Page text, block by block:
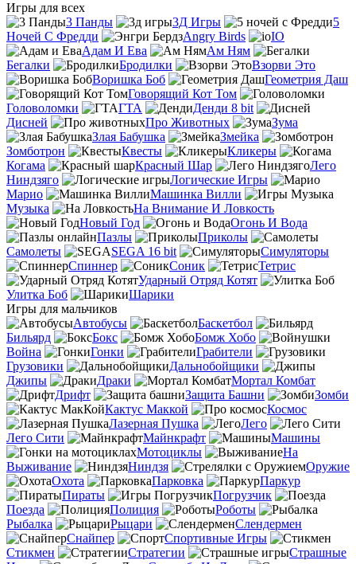
Игры для всех
3 Панды
3Д Игры
5
Ночей С Фредди
Angry Birds
IO
Адам И Ева
Ам Ням
Бегалки
Бродилки
Взорви Это
Воришка Боб
Геометрия Даш
Говорящий Кот Том
Головоломки
ГТА
Денди 8 bit
Дисней
Про Животных
Зума
Злая Бабушка
Змейка
Зомботрон
Квесты
Кликеры
Когама
Красный Шар
Лего
Ниндзяго
Логические Игры
Марио
Машинка Вилли
Музыка
На Внимание И Ловкость
Новый Год
Огонь И Вода
Пазлы
Приколы
Самолеты
SEGA 16 bit
Симуляторы
Спиннер
Соник
Тетрис
Ударный Отряд Котят
Улитка Боб
Шарики
Игры для мальчиков
Автобусы
Баскетбол
Бильярд
Бокс
Бомж Хобо
Война
Гонки
Грабители
Грузовики
Дальнобойщики
Джипы
Драки
Мортал Комбат
Дрифт
Защита Башни
Зомби
Кактус Маккой
Космос
Лазерная Пушка
Лего
Лего Сити
Майнкрафт
Машины
Мотоциклы
На
Выживание
Ниндзя
Оружие
Охота
Парковка
Паркур
Пираты
Погрузчик
Поезда
Полиция
Роботы
Рыбалка
Рыцари
Слендермен
Снайпер
Спортивные Игры
Стикмен
Стратегии
Страшные